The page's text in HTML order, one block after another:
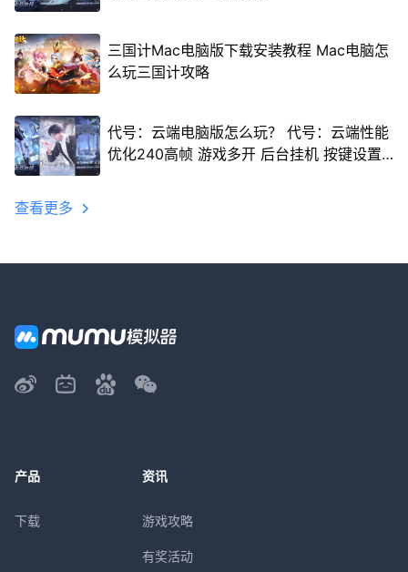
三国计Mac电脑版下载安装教程 Mac电脑怎
么玩三国计攻略
代号：云端电脑版怎么玩？ 代号：云端性能
优化240高帧 游戏多开 后台挂机 按键设置
查看更多
产品
下载
资讯
游戏攻略
有奖活动